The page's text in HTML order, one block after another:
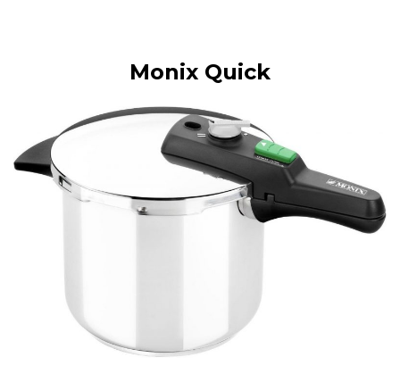
Monix Quick